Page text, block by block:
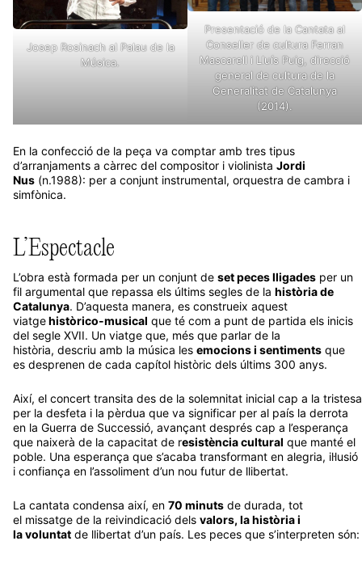
Josep Rosinach al Palau de la
Música.
Presentació de la Cantata al
Conseller de cultura Ferran
Mascarell i Lluís Puig, direcció
general de cultura de la
Generalitat de Catalunya
(2014).
En la confecció de la peça va comptar amb tres tipus
d’arranjaments a càrrec del compositor i violinista Jordi
Nus (n.1988): per a conjunt instrumental, orquestra de cambra i
simfònica.
L’Espectacle
L’obra està formada per un conjunt de set peces lligades per un
fil argumental que repassa els últims segles de la història de
Catalunya. D’aquesta manera, es construeix aquest
viatgehistòrico-musical que té com a punt de partida els inicis
del segle XVII. Un viatge que, més que parlar de la
història, descriu amb la música les emocions i sentiments que
es desprenen de cada capítol històric dels últims 300 anys.
Així, el concert transita des de la solemnitat inicial cap a la tristesa
per la desfeta i la pèrdua que va significar per al país la derrota
en la Guerra de Successió, avançant després cap a l’esperança
que naixerà de la capacitat de resistència cultural que manté el
poble. Una esperança que s’acaba transformant en alegria, il·lusió
i confiança en l’assoliment d’un nou futur de llibertat.
La cantata condensa així, en 70 minuts de durada, tot
el missatge de la reivindicació dels valors, la història i
la voluntat de llibertat d’un país. Les peces que s’interpreten són: